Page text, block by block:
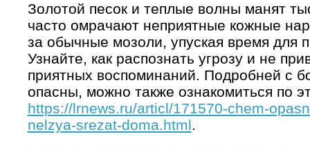
Золотой песок и теплые волны манят
часто омрачают неприятные кожные
за обычные мозоли, упуская время для
Узнайте, как распознать угрозу и не
приятных воспоминаний. Подробней с
опасны, можно также ознакомиться по
https://lrnews.ru/articl/171570-chem-
nelzya-srezat-doma.html.